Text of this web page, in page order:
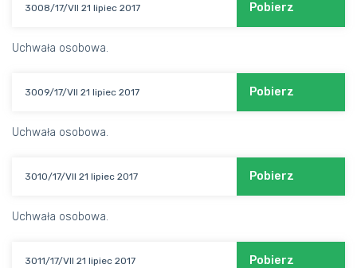
3008/17/VII 21 lipiec 2017 Pobierz
Uchwała osobowa.
3009/17/VII 21 lipiec 2017 Pobierz
Uchwała osobowa.
3010/17/VII 21 lipiec 2017 Pobierz
Uchwała osobowa.
3011/17/VII 21 lipiec 2017 Pobierz